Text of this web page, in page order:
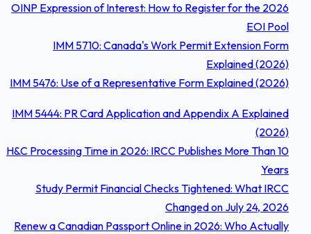
OINP Expression of Interest: How to Register for the 2026
EOI Pool
IMM 5710: Canada's Work Permit Extension Form
Explained (2026)
IMM 5476: Use of a Representative Form Explained (2026)
IMM 5444: PR Card Application and Appendix A Explained
(2026)
H&C Processing Time in 2026: IRCC Publishes More Than 10
Years
Study Permit Financial Checks Tightened: What IRCC
Changed on July 24, 2026
Renew a Canadian Passport Online in 2026: Who Actually